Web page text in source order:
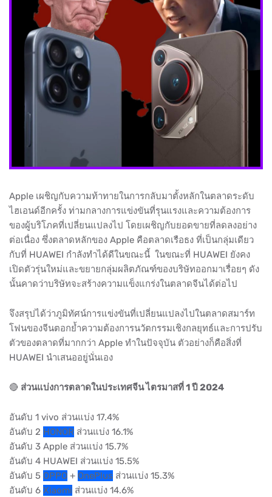
Apple เผชิญกับความท้าทายในการกลับมาตั้งหลักในตลาดระดับ
ไฮเอนด์อีกครั้ง ท่ามกลางการแข่งขันที่รุนแรงและความต้องการ
ของผู้บริโภคที่เปลี่ยนแปลงไป โดยเผชิญกับยอดขายที่ลดลงอย่าง
ต่อเนื่อง ซึ่งตลาดหลักของ Apple คือตลาดเรือธง ที่เป็นกลุ่มเดียว
กับที่ HUAWEI กำลังทำได้ดีในขณะนี้ ในขณะที่ HUAWEI ยังคง
เปิดตัวรุ่นใหม่และขยายกลุ่มผลิตภัณฑ์ของบริษัทออกมาเรื่อยๆ ดัง
นั้นคาดว่าบริษัทจะสร้างความแข็งแกร่งในตลาดจีนได้ต่อไป
จึงสรุปได้ว่าภูมิทัศน์การแข่งขันที่เปลี่ยนแปลงไปในตลาดสมาร์ท
โฟนของจีนตอกย้ำความต้องการนวัตกรรมเชิงกลยุทธ์และการปรับ
ตัวของตลาดที่มากกว่า Apple ทำในปัจจุบัน ตัวอย่างก็คือสิ่งที่
HUAWEI นำเสนออยู่นั่นเอง
🔴 ส่วนแบ่งการตลาดในประเทศจีน ไตรมาสที่ 1 ปี 2024
อันดับ 1 vivo ส่วนแบ่ง 17.4%
อันดับ 2 HONOR ส่วนแบ่ง 16.1%
อันดับ 3 Apple ส่วนแบ่ง 15.7%
อันดับ 4 HUAWEI ส่วนแบ่ง 15.5%
อันดับ 5 OPPO + OnePlus ส่วนแบ่ง 15.3%
อันดับ 6 Xiaomi ส่วนแบ่ง 14.6%